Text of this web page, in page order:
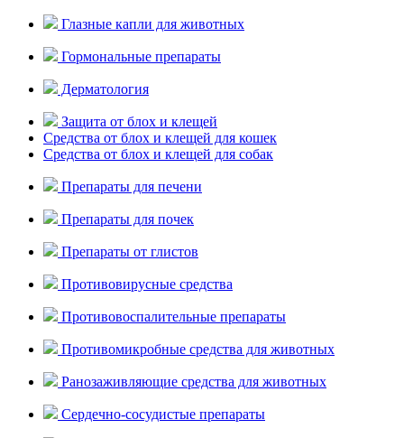
Глазные капли для животных
Гормональные препараты
Дерматология
Защита от блох и клещей
Средства от блох и клещей для кошек
Средства от блох и клещей для собак
Препараты для печени
Препараты для почек
Препараты от глистов
Противовирусные средства
Противовоспалительные препараты
Противомикробные средства для животных
Ранозаживляющие средства для животных
Сердечно-сосудистые препараты